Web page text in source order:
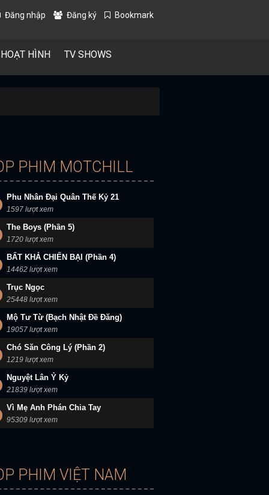
Đăng nhập Đăng ký Bookmark
HÌNH TV SHOWS
PHIM MOTCHILL
Phu Nhân Đại Quân Thế Kỷ 21
1597 lượt xem
The Boys (Phần 5)
1720 lượt xem
BẤT KHẢ CHIẾN BẠI (Phần 4)
14462 lượt xem
Trục Ngọc
25448 lượt xem
Mộ Tư Từ (Bạch Nhật Đề Đăng)
19057 lượt xem
Chó Săn Công Lý (Phần 2)
1219 lượt xem
Nguyệt Lân Ỷ Kỷ
21839 lượt xem
Vì Mẹ Anh Phán Chia Tay
95309 lượt xem
PHIM VIỆT NAM